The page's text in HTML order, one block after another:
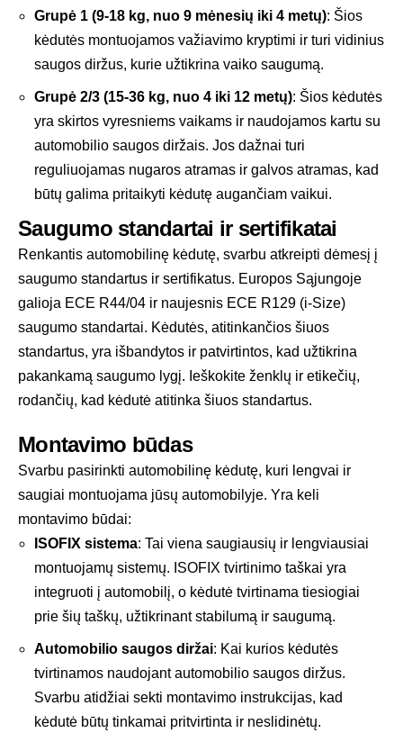
Grupė 1 (9-18 kg, nuo 9 mėnesių iki 4 metų): Šios
kėdutės montuojamos važiavimo kryptimi ir turi vidinius
saugos diržus, kurie užtikrina vaiko saugumą.
Grupė 2/3 (15-36 kg, nuo 4 iki 12 metų): Šios kėdutės
yra skirtos vyresniems vaikams ir naudojamos kartu su
automobilio saugos diržais. Jos dažnai turi
reguliuojamas nugaros atramas ir galvos atramas, kad
būtų galima pritaikyti kėdutę augančiam vaikui.
Saugumo standartai ir sertifikatai
Renkantis automobilinę kėdutę, svarbu atkreipti dėmesį į
saugumo standartus ir sertifikatus. Europos Sąjungoje
galioja ECE R44/04 ir naujesnis ECE R129 (i-Size)
saugumo standartai. Kėdutės, atitinkančios šiuos
standartus, yra išbandytos ir patvirtintos, kad užtikrina
pakankamą saugumo lygį. Ieškokite ženklų ir etikečių,
rodančių, kad kėdutė atitinka šiuos standartus.
Montavimo būdas
Svarbu pasirinkti automobilinę kėdutę, kuri lengvai ir
saugiai montuojama jūsų automobilyje. Yra keli
montavimo būdai:
ISOFIX sistema: Tai viena saugiausių ir lengviausiai
montuojamų sistemų. ISOFIX tvirtinimo taškai yra
integruoti į automobilį, o kėdutė tvirtinama tiesiogiai
prie šių taškų, užtikrinant stabilumą ir saugumą.
Automobilio saugos diržai: Kai kurios kėdutės
tvirtinamos naudojant automobilio saugos diržus.
Svarbu atidžiai sekti montavimo instrukcijas, kad
kėdutė būtų tinkamai pritvirtinta ir neslidinėtų.